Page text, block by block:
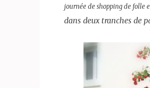
journée de shopping de folle
dans deux tranches de